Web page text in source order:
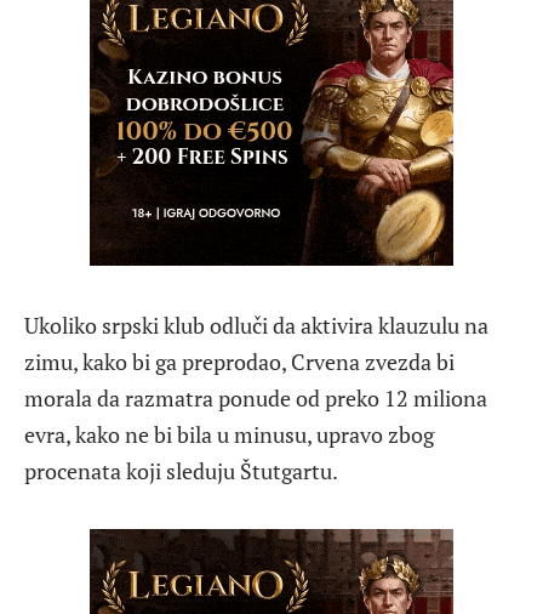
Ukoliko srpski klub odluči da aktivira klauzulu na
zimu, kako bi ga preprodao, Crvena zvezda bi
morala da razmatra ponude od preko 12 miliona
evra, kako ne bi bila u minusu, upravo zbog
procenata koji sleduju Štutgartu.